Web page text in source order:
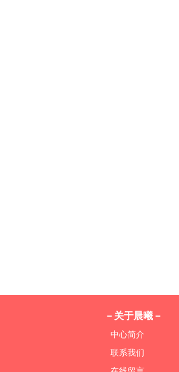
－关于晨曦－
中心简介
联系我们